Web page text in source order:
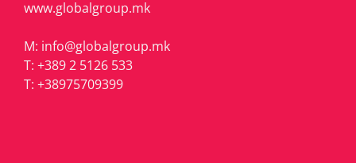
www.globalgroup.mk
M: info@globalgroup.mk
T: +389 2 5126 533
T: +38975709399